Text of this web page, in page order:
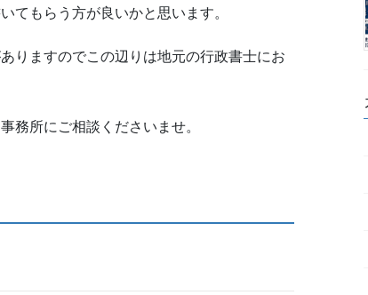
てもらう方が良いかと思います。
りますのでこの辺りは地元の行政書士にお
務所にご相談くださいませ。